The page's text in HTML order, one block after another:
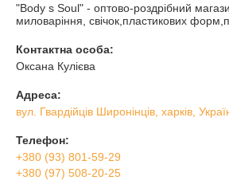
"Body s Soul" - оптово-роздрібний
миловаріння, свічок,пластикових
Контактна особа:
Оксана Кулієва
Адреса:
вул. Гвардійців Широнінців, харків,
Телефон:
+380 (93) 801-59-29
+380 (97) 508-20-25